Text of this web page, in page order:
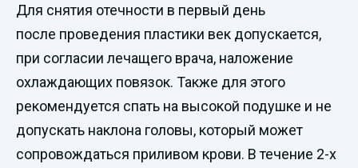
Для снятия отечности в первый день
после проведения пластики век допускается,
при согласии лечащего врача, наложение
охлаждающих повязок. Также для этого
рекомендуется спать на высокой подушке и не
допускать наклона головы, который может
сопровождаться приливом крови. В течение 2-х